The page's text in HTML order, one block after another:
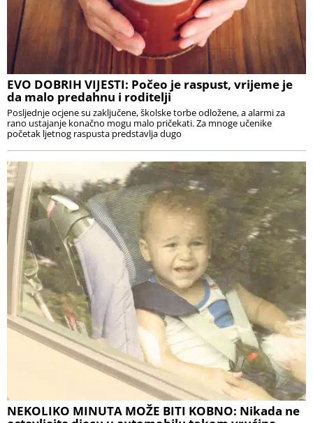
EVO DOBRIH VIJESTI: Počeo je raspust, vrijeme je
da malo predahnu i roditelji
Posljednje ocjene su zaključene, školske torbe odložene, a alarmi za
rano ustajanje konačno mogu malo pričekati. Za mnoge učenike
početak ljetnog raspusta predstavlja dugo
NEKOLIKO MINUTA MOŽE BITI KOBNO: Nikada ne